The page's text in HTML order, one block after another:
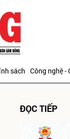
sách Công nghệ -
ĐỌC TIẾP